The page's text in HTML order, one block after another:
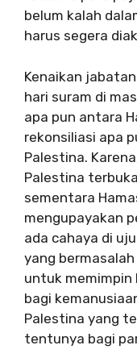
belum kalah
harus segera
Kenaikan
hari suram di
apa pun antara
rekonsiliasi apa
Palestina.
Palestina
sementara
mengupayakan
ada cahaya di
yang
untuk memimpin
bagi
Palestina yang
tentunya bagi